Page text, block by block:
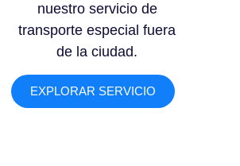
nuestro servicio de
transporte especial fuera
de la ciudad.
EXPLORAR SERVICIO